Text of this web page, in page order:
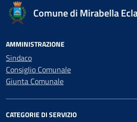
Comune di Mirabella
AMMINISTRAZIONE
Sindaco
Consiglio Comunale
Giunta Comunale
CATEGORIE DI SERVIZIO